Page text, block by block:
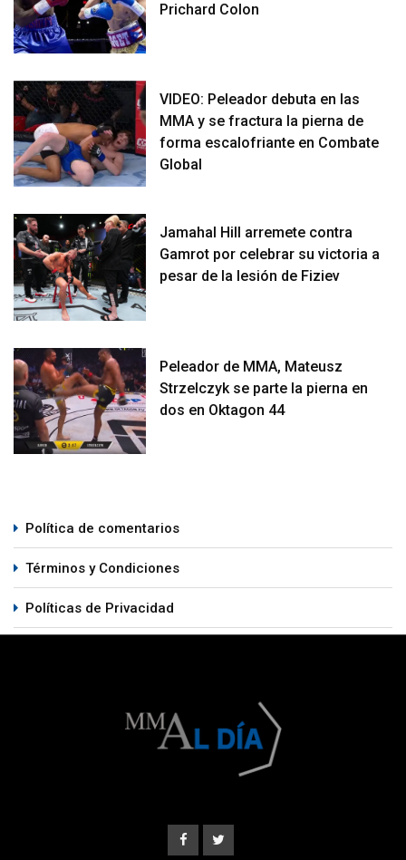
Prichard Colon
VIDEO: Peleador debuta en las
MMA y se fractura la pierna de
forma escalofriante en Combate
Global
Jamahal Hill arremete contra
Gamrot por celebrar su victoria a
pesar de la lesión de Fiziev
Peleador de MMA, Mateusz
Strzelczyk se parte la pierna en
dos en Oktagon 44
Política de comentarios
Términos y Condiciones
Políticas de Privacidad